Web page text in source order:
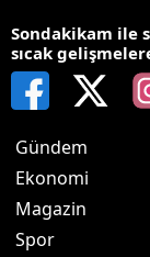
Sondakikam ile
sıcak
Gündem
Ekonomi
Magazin
Spor